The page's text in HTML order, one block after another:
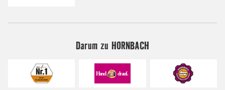
Darum zu HORNBACH